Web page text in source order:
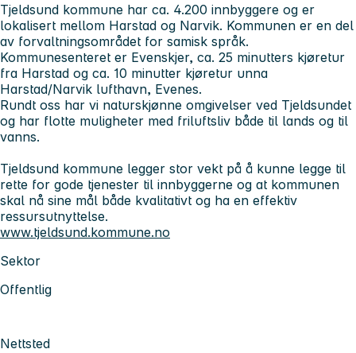
Tjeldsund kommune har ca. 4.200 innbyggere og er
lokalisert mellom Harstad og Narvik. Kommunen er en del
av forvaltningsområdet for samisk språk.
Kommunesenteret er Evenskjer, ca. 25 minutters kjøretur
fra Harstad og ca. 10 minutter kjøretur unna
Harstad/Narvik lufthavn, Evenes.
Rundt oss har vi naturskjønne omgivelser ved Tjeldsundet
og har flotte muligheter med friluftsliv både til lands og til
vanns.
Tjeldsund kommune legger stor vekt på å kunne legge til
rette for gode tjenester til innbyggerne og at kommunen
skal nå sine mål både kvalitativt og ha en effektiv
ressursutnyttelse.
www.tjeldsund.kommune.no
Sektor
Offentlig
Nettsted